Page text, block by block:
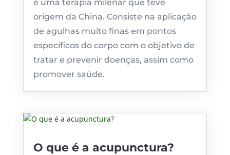
é uma terapia milenar que teve
origem da China. Consiste na aplicação
de agulhas muito finas em pontos
específicos do corpo com o objetivo de
tratar e prevenir doenças, assim como
promover saúde.
O que é a acupunctura?